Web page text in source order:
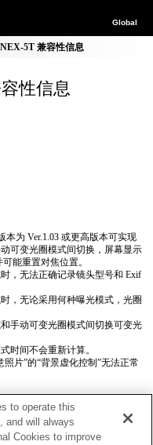
Global
5T 兼容性信息
性信息
为 Ver.1.03 或更高版本可实现
可变光圈模式间切换，屏幕显示
能重置对焦位置。
，无法正确​​记录镜头型号和 Exif
，无论采用何种曝光模式，光圈
手动可变光圈模式间切换可变光
时间不会重新计算。
片”的“背景虚化控制”无法正常
to operate this
and will always
Cookies to improve